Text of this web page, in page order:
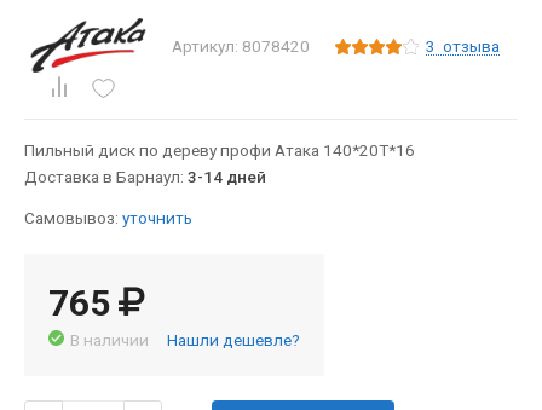
Артикул: 8078420 3 отзыва
Пильный диск по дереву профи Атака 140*20T*16
Доставка в Барнаул: 3-14 дней
Самовывоз: уточнить
765
В наличии Нашли дешевле?